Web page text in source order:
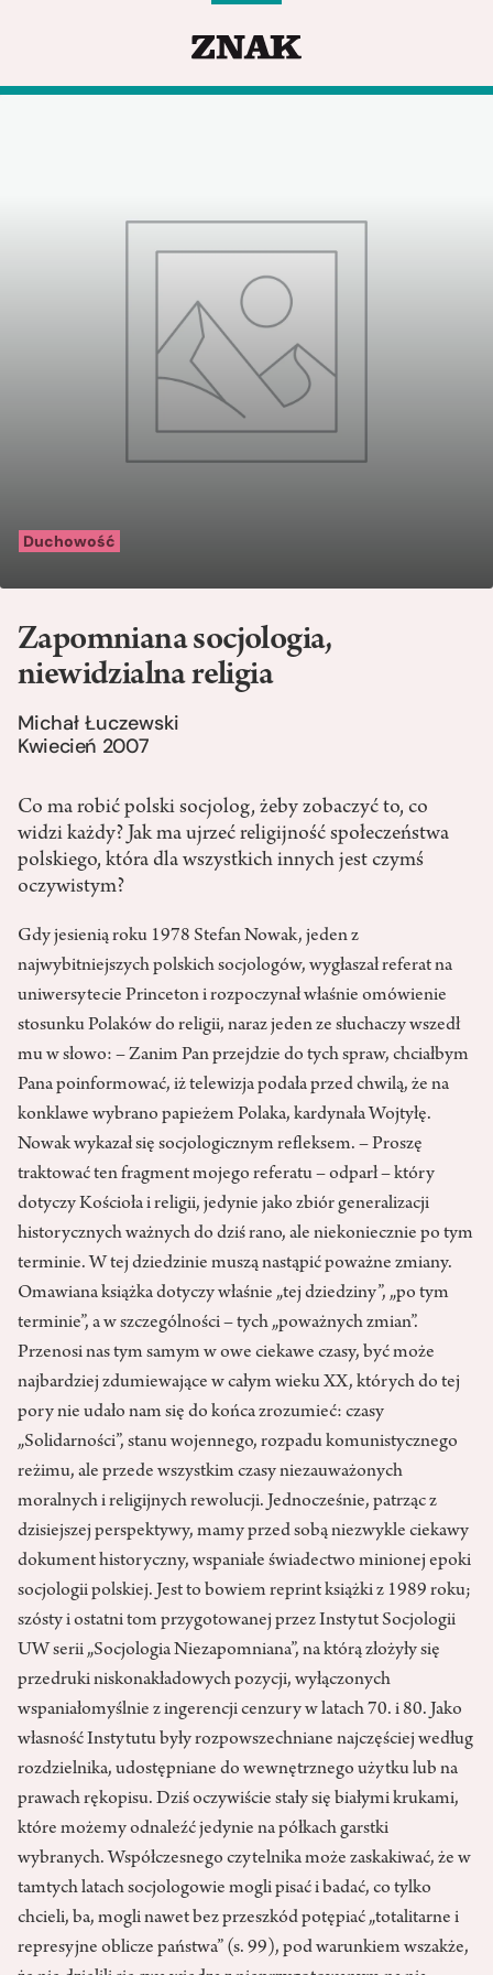
Duchowość
Zapomniana socjologia,
niewidzialna religia
Michał Łuczewski
Kwiecień 2007
Co ma robić polski socjolog, żeby zobaczyć to, co
widzi każdy? Jak ma ujrzeć religijność społeczeństwa
polskiego, która dla wszystkich innych jest czymś
oczywistym?
Gdy jesienią roku 1978 Stefan Nowak, jeden z
najwybitniejszych polskich socjologów, wygłaszał referat na
uniwersytecie Princeton i rozpoczynał właśnie omówienie
stosunku Polaków do religii, naraz jeden ze słuchaczy wszedł
mu w słowo: – Zanim Pan przejdzie do tych spraw, chciałbym
Pana poinformować, iż telewizja podała przed chwilą, że na
konklawe wybrano papieżem Polaka, kardynała Wojtyłę.
Nowak wykazał się socjologicznym refleksem. – Proszę
traktować ten fragment mojego referatu – odparł – który
dotyczy Kościoła i religii, jedynie jako zbiór generalizacji
historycznych ważnych do dziś rano, ale niekoniecznie po tym
terminie. W tej dziedzinie muszą nastąpić poważne zmiany.
Omawiana książka dotyczy właśnie „tej dziedziny”, „po tym
terminie”, a w szczególności – tych „poważnych zmian”.
Przenosi nas tym samym w owe ciekawe czasy, być może
najbardziej zdumiewające w całym wieku XX, których do tej
pory nie udało nam się do końca zrozumieć: czasy
„Solidarności”, stanu wojennego, rozpadu komunistycznego
reżimu, ale przede wszystkim czasy niezauważonych
moralnych i religijnych rewolucji. Jednocześnie, patrząc z
dzisiejszej perspektywy, mamy przed sobą niezwykle ciekawy
dokument historyczny, wspaniałe świadectwo minionej epoki
socjologii polskiej. Jest to bowiem reprint książki z 1989 roku;
szósty i ostatni tom przygotowanej przez Instytut Socjologii
UW serii „Socjologia Niezapomniana”, na którą złożyły się
przedruki niskonakładowych pozycji, wyłączonych
wspaniałomyślnie z ingerencji cenzury w latach 70. i 80. Jako
własność Instytutu były rozpowszechniane najczęściej według
rozdzielnika, udostępniane do wewnętrznego użytku lub na
prawach rękopisu. Dziś oczywiście stały się białymi krukami,
które możemy odnaleźć jedynie na półkach garstki
wybranych. Współczesnego czytelnika może zaskakiwać, że w
tamtych latach socjologowie mogli pisać i badać, co tylko
chcieli, ba, mogli nawet bez przeszkód potępiać „totalitarne i
represyjne oblicze państwa” (s. 99), pod warunkiem wszakże,